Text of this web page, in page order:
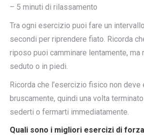
– 5 minuti di rilassamento
Tra ogni esercizio puoi fare un
secondi per riprendere fiato. Ricorda
riposo puoi camminare lentamente, ma
seduto o in piedi.
Ricorda che l’esercizio fisico non
bruscamente, quindi una volta
sederti o fermarti immediatamente.
Quali sono i migliori esercizi di